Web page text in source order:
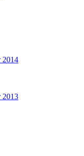
2014
2013